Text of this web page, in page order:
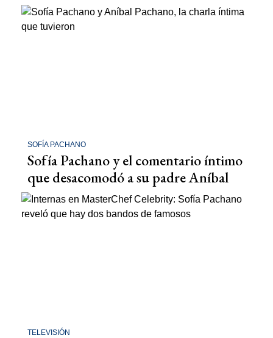
SOFÍA PACHANO
Sofía Pachano y el comentario íntimo
que desacomodó a su padre Aníbal
TELEVISIÓN